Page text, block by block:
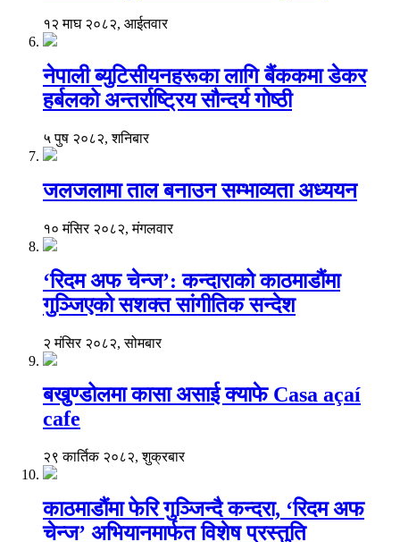
१२ माघ २०८२, आईतवार
नेपाली ब्युटिसीयनहरूका लागि बैंककमा डेकर
हर्बलको अन्तर्राष्ट्रिय सौन्दर्य गोष्ठी
५ पुष २०८२, शनिबार
जलजलामा ताल बनाउन सम्भाव्यता अध्ययन
१० मंसिर २०८२, मंगलवार
‘रिदम अफ चेन्ज’: कन्दाराको काठमाडौंमा
गुञ्जिएको सशक्त सांगीतिक सन्देश
२ मंसिर २०८२, सोमबार
बखुण्डोलमा कासा असाई क्याफे Casa açaí
cafe
२९ कार्तिक २०८२, शुक्रबार
काठमाडौंमा फेरि गुञ्जिन्दै कन्दरा, ‘रिदम अफ
चेन्ज’ अभियानमार्फत विशेष प्रस्तुति